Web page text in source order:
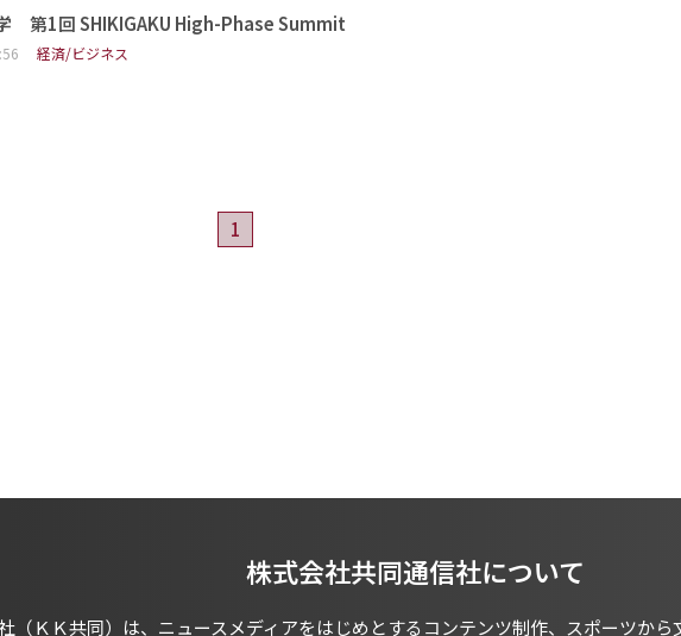
第1回 SHIKIGAKU High-Phase Summit
経済/ビジネス
1
株式会社共同通信社について
（ＫＫ共同）は、ニュースメディアをはじめとするコンテンツ制作、スポーツか